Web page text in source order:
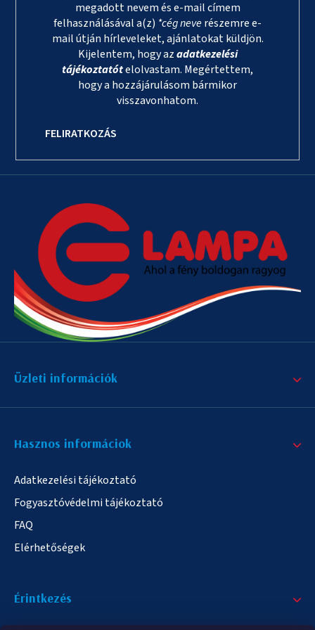
megadott nevem és e-mail címem
felhasználásával a(z) *cég neverészemre e-
mail útján hírleveleket, ajánlatokat küldjön.
Kijelentem, hogy azadatkezelési
tájékoztatótelolvastam. Megértettem,
hogy a hozzájárulásom bármikor
visszavonhatom.
FELIRATKOZÁS
Üzleti információk
Hasznos informáciok
Adatkezelési tájékoztató
Fogyasztóvédelmi tájékoztató
FAQ
Elérhetőségek
Érintkezés